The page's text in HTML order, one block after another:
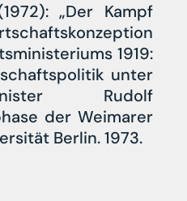
„Der Kampf
1919:
unter
Rudolf
der Weimarer
Berlin. 1973.